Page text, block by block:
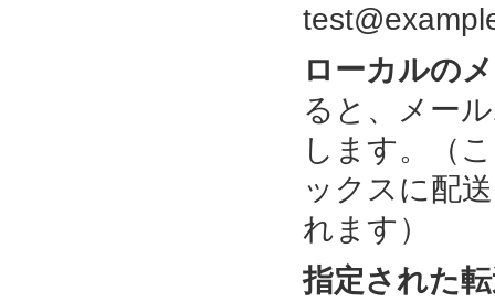
ローカルの
ると、メー
します。（
ックスに配
れます）
指定された